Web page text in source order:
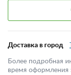
Доставка в город
Более подробная
время оформления